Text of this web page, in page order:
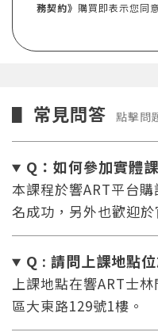
務契約》 購買即表示您同
▋ 常見問答 點擊問
Q：如何參加實體
本課程於響ART平台
名成功，另外也歡迎於
Q : 請問上課地點位
上課地點在響ART士
區大東路129號1樓。